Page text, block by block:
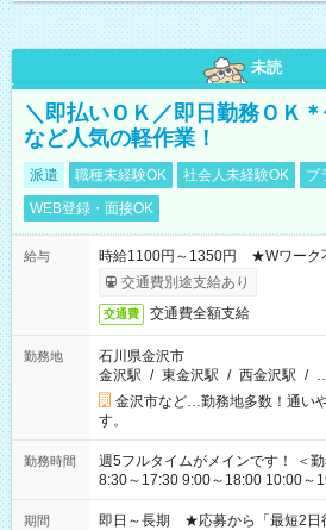
未読
＼即払いＯＫ／即日勤務ＯＫ
など人気の軽作業！
派遣 職種未経験OK 社会人未経験OK
ブ
WEB登録・面接OK
給与
時給1100円～1350円 ★Wワーク
交通費別途支給あり
交通費 交通費全額支給
勤務地
石川県金沢市
金沢駅 / 東金沢駅 / 西金沢駅 /
金沢市など…勤務地多数！通い
す。
勤務時間
週5フルタイムがメインです！ ＜
8:30～17:30 9:00～18:00 10:00～
その他にも勤務時間多数！ 日勤
ご希望を教えてください！
期間
即日～長期 ★応募から「最短2日